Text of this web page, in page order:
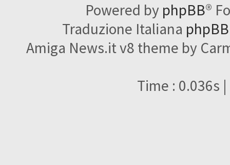
Powered by phpBB®
Traduzione Italiana
Amiga News.it v8 theme by
Time : 0.036s